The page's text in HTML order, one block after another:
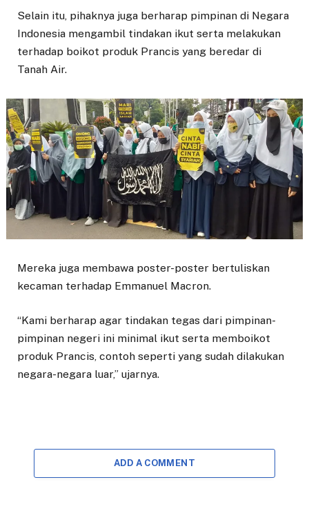
Selain itu, pihaknya juga berharap pimpinan di Negara
Indonesia mengambil tindakan ikut serta melakukan
terhadap boikot produk Prancis yang beredar di
Tanah Air.
Mereka juga membawa poster-poster bertuliskan
kecaman terhadap Emmanuel Macron.
“Kami berharap agar tindakan tegas dari pimpinan-
pimpinan negeri ini minimal ikut serta memboikot
produk Prancis, contoh seperti yang sudah dilakukan
negara-negara luar,” ujarnya.
ADD A COMMENT